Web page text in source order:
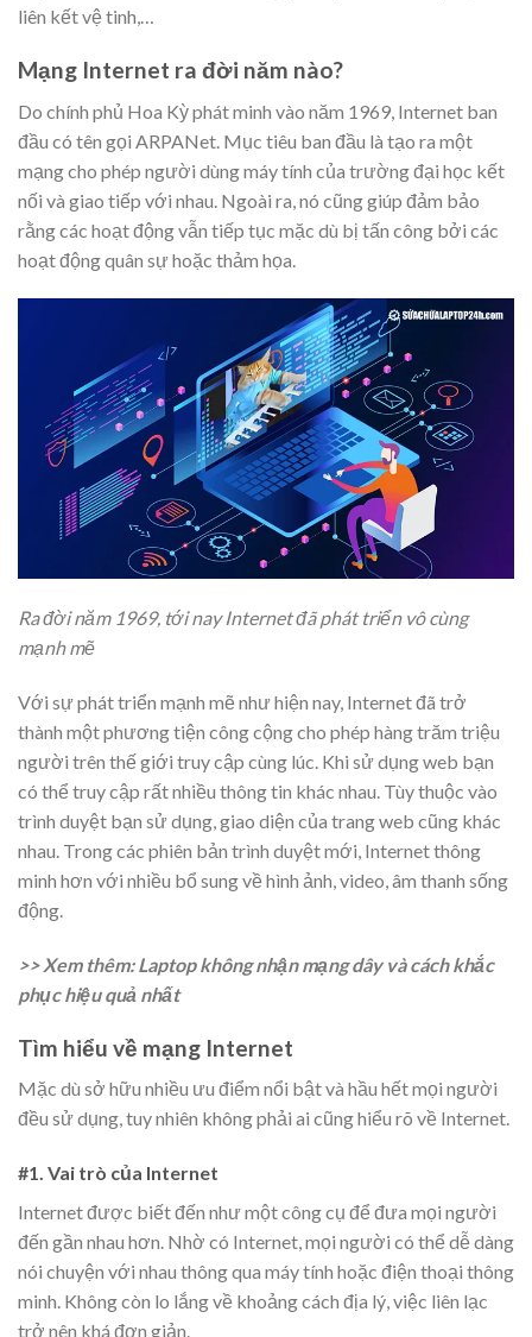
liên kết vệ tinh,…
Mạng Internet ra đời năm nào?
Do chính phủ Hoa Kỳ phát minh vào năm 1969, Internet ban
đầu có tên gọi ARPANet. Mục tiêu ban đầu là tạo ra một
mạng cho phép người dùng máy tính của trường đại học kết
nối và giao tiếp với nhau. Ngoài ra, nó cũng giúp đảm bảo
rằng các hoạt động vẫn tiếp tục mặc dù bị tấn công bởi các
hoạt động quân sự hoặc thảm họa.
Ra đời năm 1969, tới nay Internet đã phát triển vô cùng
mạnh mẽ
Với sự phát triển mạnh mẽ như hiện nay, Internet đã trở
thành một phương tiện công cộng cho phép hàng trăm triệu
người trên thế giới truy cập cùng lúc. Khi sử dụng web bạn
có thể truy cập rất nhiều thông tin khác nhau. Tùy thuộc vào
trình duyệt bạn sử dụng, giao diện của trang web cũng khác
nhau. Trong các phiên bản trình duyệt mới, Internet thông
minh hơn với nhiều bổ sung về hình ảnh, video, âm thanh sống
động.
>> Xem thêm: Laptop không nhận mạng dây và cách khắc
phục hiệu quả nhất
Tìm hiểu về mạng Internet
Mặc dù sở hữu nhiều ưu điểm nổi bật và hầu hết mọi người
đều sử dụng, tuy nhiên không phải ai cũng hiểu rõ về Internet.
#1. Vai trò của Internet
Internet được biết đến như một công cụ để đưa mọi người
đến gần nhau hơn. Nhờ có Internet, mọi người có thể dễ dàng
nói chuyện với nhau thông qua máy tính hoặc điện thoại thông
minh. Không còn lo lắng về khoảng cách địa lý, việc liên lạc
trở nên khá đơn giản.